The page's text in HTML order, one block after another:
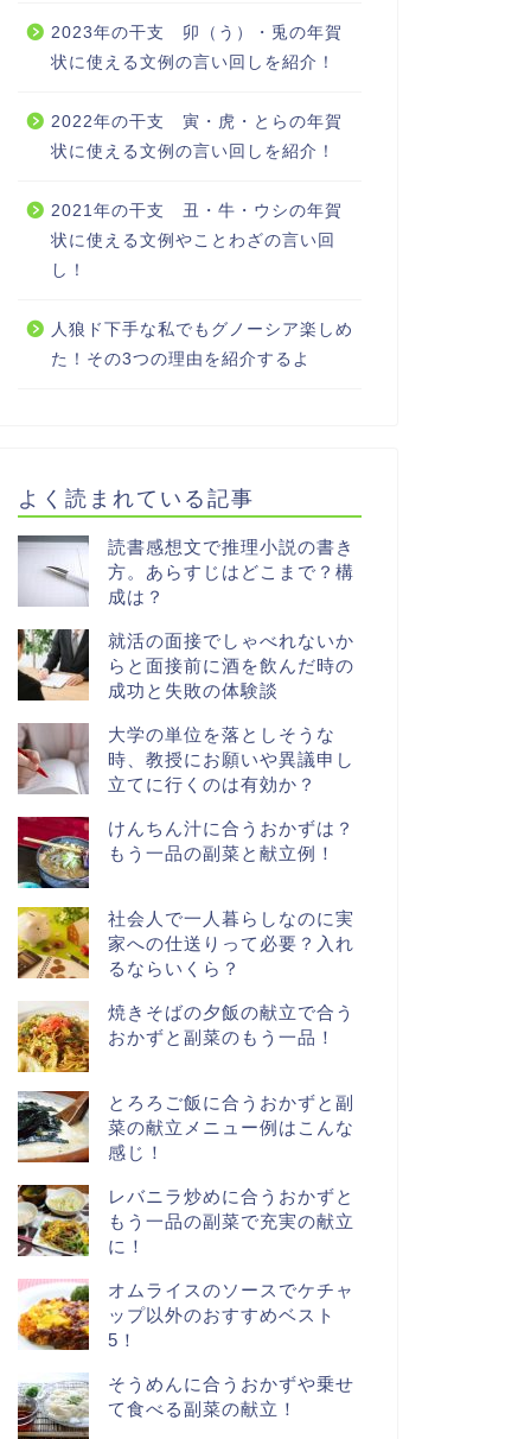
2023年の干支 卯（う）・兎の年賀
状に使える文例の言い回しを紹介！
2022年の干支 寅・虎・とらの年賀
状に使える文例の言い回しを紹介！
2021年の干支 丑・牛・ウシの年賀
状に使える文例やことわざの言い回
し！
人狼ド下手な私でもグノーシア楽しめ
た！その3つの理由を紹介するよ
よく読まれている記事
読書感想文で推理小説の書き
方。あらすじはどこまで？構
成は？
就活の面接でしゃべれないか
らと面接前に酒を飲んだ時の
成功と失敗の体験談
大学の単位を落としそうな
時、教授にお願いや異議申し
立てに行くのは有効か？
けんちん汁に合うおかずは？
もう一品の副菜と献立例！
社会人で一人暮らしなのに実
家への仕送りって必要？入れ
るならいくら？
焼きそばの夕飯の献立で合う
おかずと副菜のもう一品！
とろろご飯に合うおかずと副
菜の献立メニュー例はこんな
感じ！
レバニラ炒めに合うおかずと
もう一品の副菜で充実の献立
に！
オムライスのソースでケチャ
ップ以外のおすすめベスト
5！
そうめんに合うおかずや乗せ
て食べる副菜の献立！